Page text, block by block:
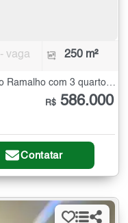
- vaga 250 m²
Casa Térrea à Venda no Parque João Ramalho com 3 quartos - 250 m²
R$ 586.000
Contatar